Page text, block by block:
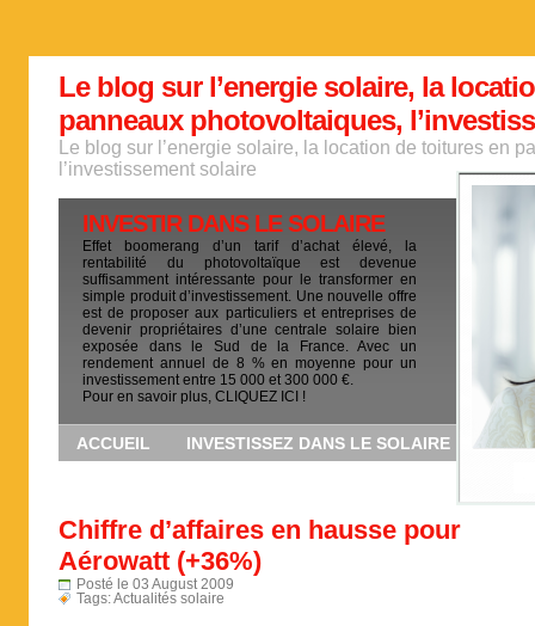
Le blog sur l’energie solaire, la
panneaux photovoltaiques,
Le blog sur l’energie solaire, la location de toitures en
l’investissement solaire
INVESTIR DANS LE SOLAIRE
Effet boomerang d’un tarif d’achat élevé, la
rentabilité du photovoltaïque est devenue
suffisamment intéressante pour le transformer en
simple produit d’investissement. Une nouvelle offre
est de proposer aux particuliers et entreprises de
devenir propriétaires d’une centrale solaire bien
exposée dans le Sud de la France. Avec un
rendement annuel de 8 % en moyenne pour un
investissement entre 15 000 et 300 000 €.
Pour en savoir plus, CLIQUEZ ICI !
ACCUEIL INVESTISSEZ DANS LE SOLAIRE
Chiffre d’affaires en hausse pour
Aérowatt (+36%)
Posté le 03 August 2009
Tags:Actualités solaire